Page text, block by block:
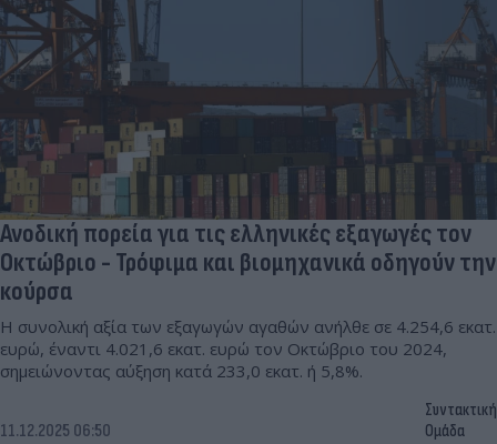
Ανοδική πορεία για τις ελληνικές εξαγωγές τον
Οκτώβριο - Τρόφιμα και βιομηχανικά οδηγούν την
κούρσα
Η συνολική αξία των εξαγωγών αγαθών ανήλθε σε 4.254,6 εκατ.
ευρώ, έναντι 4.021,6 εκατ. ευρώ τον Οκτώβριο του 2024,
σημειώνοντας αύξηση κατά 233,0 εκατ. ή 5,8%.
11.12.2025 06:50
Συντακτική
Ομάδα